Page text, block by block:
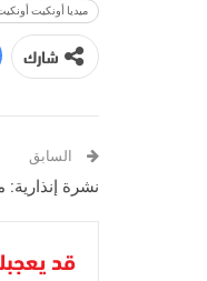
ميديا أونكيت أونكيت
شارك
السابق
نشرة
قد